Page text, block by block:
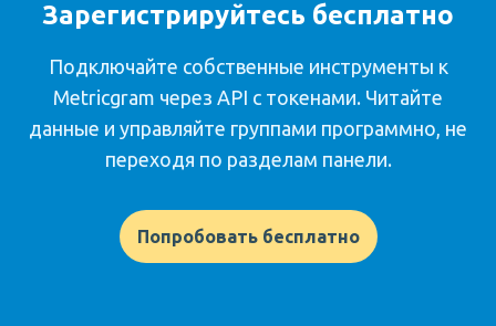
Зарегистрируйтесь бесплатно
Подключайте собственные инструменты к
Metricgram через API с токенами. Читайте
данные и управляйте группами программно, не
переходя по разделам панели.
Попробовать бесплатно